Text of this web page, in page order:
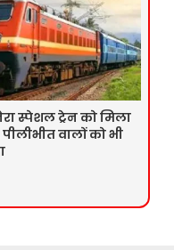
स्पेशल ट्रेन को मिला
वालों को भी